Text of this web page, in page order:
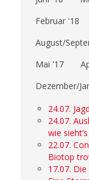
Februar '18
August/
Mai '17
Dezember/
24.07.
24.07.
wie
22.07.
Biotop
17.07.